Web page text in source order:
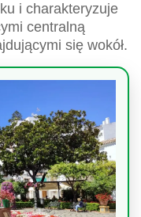
i charakteryzuje
centralną
się wokół.